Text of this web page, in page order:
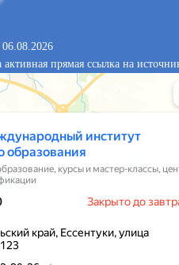
06.08.2026
прямая ссылка на